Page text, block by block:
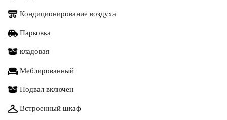
Кондиционирование воздуха
Парковка
кладовая
Меблированный
Подвал включен
Встроенный шкаф